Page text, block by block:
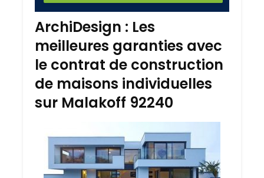
ArchiDesign : Les
meilleures garanties avec
le contrat de construction
de maisons individuelles
sur Malakoff 92240